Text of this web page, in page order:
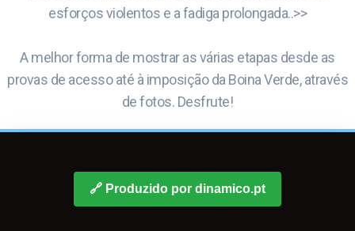
esforços violentos e a fadiga prolongada..>>
A melhor forma de mostrar as várias etapas desde as
provas de acesso até à imposição da Boina Verde, através
de fotos. Desfrute!
🔗 Produzido por dinamico.pt